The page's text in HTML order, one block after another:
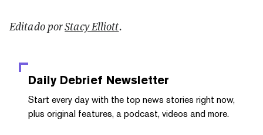
Editado porStacy Elliott.
Daily Debrief Newsletter
Start every day with the top news stories right now,
plus original features, a podcast, videos and more.